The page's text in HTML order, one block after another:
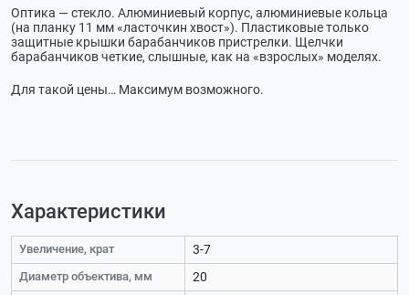
Оптика — стекло. Алюминиевый корпус, алюминиевые кольца
(на планку 11 мм «ласточкин хвост»). Пластиковые только
защитные крышки барабанчиков пристрелки. Щелчки
барабанчиков четкие, слышные, как на «взрослых» моделях.
Для такой цены… Максимум возможного.
Характеристики
Увеличение, крат 3-7
Диаметр объектива, мм 20